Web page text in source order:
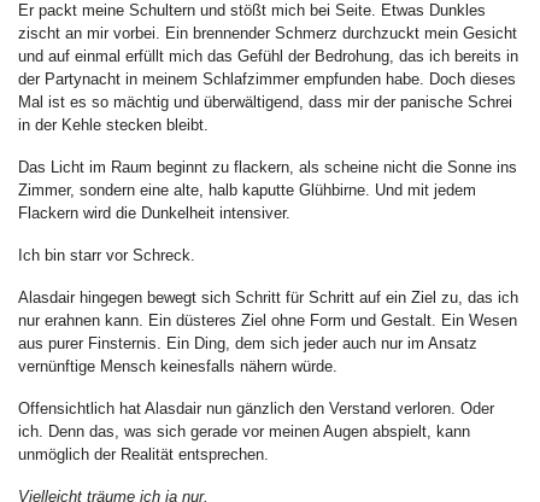
Er packt meine Schultern und stößt mich bei Seite. Etwas Dunkles
zischt an mir vorbei. Ein brennender Schmerz durchzuckt mein Gesicht
und auf einmal erfüllt mich das Gefühl der Bedrohung, das ich bereits in
der Partynacht in meinem Schlafzimmer empfunden habe. Doch dieses
Mal ist es so mächtig und überwältigend, dass mir der panische Schrei
in der Kehle stecken bleibt.
Das Licht im Raum beginnt zu flackern, als scheine nicht die Sonne ins
Zimmer, sondern eine alte, halb kaputte Glühbirne. Und mit jedem
Flackern wird die Dunkelheit intensiver.
Ich bin starr vor Schreck.
Alasdair hingegen bewegt sich Schritt für Schritt auf ein Ziel zu, das ich
nur erahnen kann. Ein düsteres Ziel ohne Form und Gestalt. Ein Wesen
aus purer Finsternis. Ein Ding, dem sich jeder auch nur im Ansatz
vernünftige Mensch keinesfalls nähern würde.
Offensichtlich hat Alasdair nun gänzlich den Verstand verloren. Oder
ich. Denn das, was sich gerade vor meinen Augen abspielt, kann
unmöglich der Realität entsprechen.
Vielleicht träume ich ja nur.